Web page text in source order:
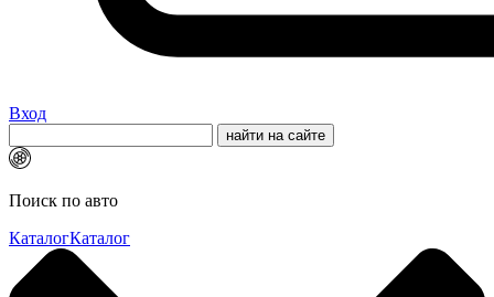
Вход
Поиск по авто
КаталогКаталог